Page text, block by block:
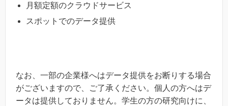
月額定額のクラウドサービス
スポットでのデータ提供
なお、一部の企業様へはデータ提供をお断りする場合
がございますので、ご了承ください。個人の方へはデ
ータは提供しておりません。学生の方の研究向けに、